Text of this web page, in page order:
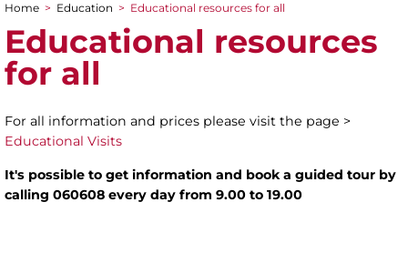
You are here
Home > Education > Educational resources for all
Educational resources
for all
For all information and prices please visit the page >
Educational Visits
It's possible to get information and book a guided tour by
calling 060608 every day from 9.00 to 19.00